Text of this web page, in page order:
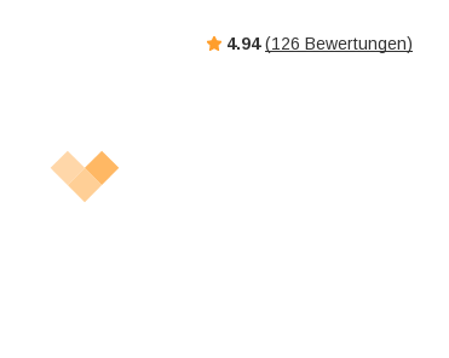
4.94 (126 Bewertungen)